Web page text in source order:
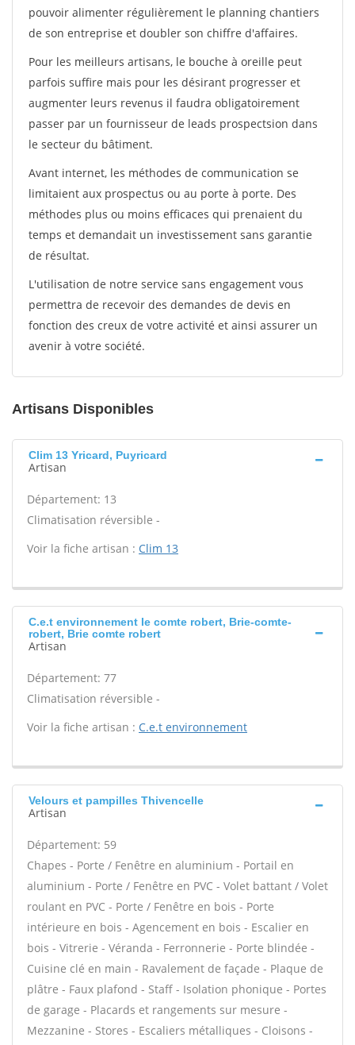
pouvoir alimenter régulièrement le planning chantiers
de son entreprise et doubler son chiffre d'affaires.
Pour les meilleurs artisans, le bouche à oreille peut
parfois suffire mais pour les désirant progresser et
augmenter leurs revenus il faudra obligatoirement
passer par un fournisseur de leads prospectsion dans
le secteur du bâtiment.
Avant internet, les méthodes de communication se
limitaient aux prospectus ou au porte à porte. Des
méthodes plus ou moins efficaces qui prenaient du
temps et demandait un investissement sans garantie
de résultat.
L'utilisation de notre service sans engagement vous
permettra de recevoir des demandes de devis en
fonction des creux de votre activité et ainsi assurer un
avenir à votre société.
Artisans Disponibles
Clim 13 Yricard, Puyricard
Artisan
Département: 13
Climatisation réversible -
Voir la fiche artisan : Clim 13
C.e.t environnement Ie comte robert, Brie-comte-
robert, Brie comte robert
Artisan
Département: 77
Climatisation réversible -
Voir la fiche artisan : C.e.t environnement
Velours et pampilles Thivencelle
Artisan
Département: 59
Chapes - Porte / Fenêtre en aluminium - Portail en
aluminium - Porte / Fenêtre en PVC - Volet battant / Volet
roulant en PVC - Porte / Fenêtre en bois - Porte
intérieure en bois - Agencement en bois - Escalier en
bois - Vitrerie - Véranda - Ferronnerie - Porte blindée -
Cuisine clé en main - Ravalement de façade - Plaque de
plâtre - Faux plafond - Staff - Isolation phonique - Portes
de garage - Placards et rangements sur mesure -
Mezzanine - Stores - Escaliers métalliques - Cloisons -